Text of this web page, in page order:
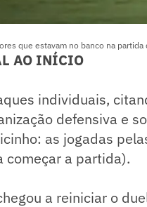
que estavam no banco na
AO INÍCIO
individuais,
defensiva e
as jogadas
começar a partida).
a reiniciar o